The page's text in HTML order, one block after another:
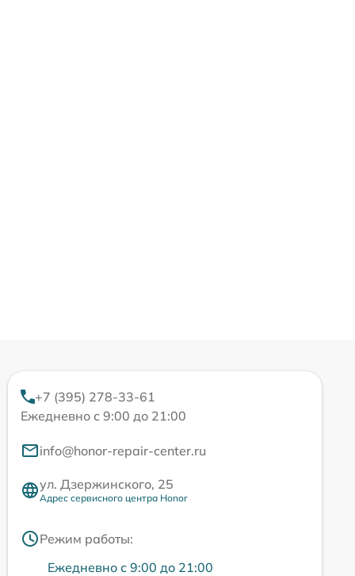
+7 (395) 278-33-61
Ежедневно с 9:00 до 21:00
info@honor-repair-center.ru
ул. Дзержинского, 25
Адрес сервисного центра Honor
Режим работы:
Ежедневно с 9:00 до 21:00